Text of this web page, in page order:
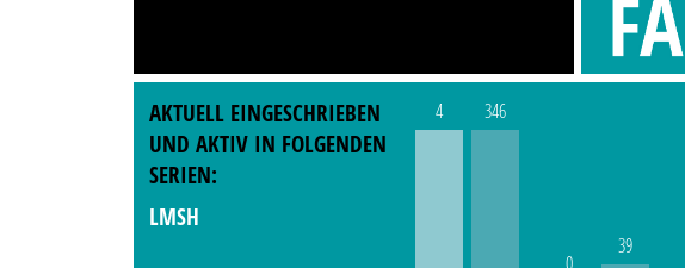
AKTUELL EINGESCHRIEBEN
UND AKTIV IN FOLGENDEN
SERIEN:
LMSH
4 346
39